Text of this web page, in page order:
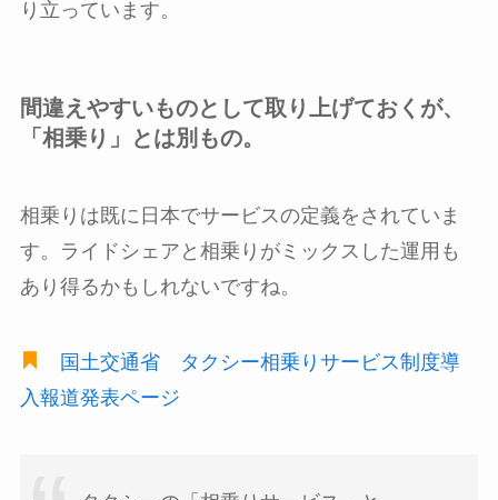
り立っています。
間違えやすいものとして取り上げておくが、
「相乗り」とは別もの。
相乗りは既に日本でサービスの定義をされていま
す。ライドシェアと相乗りがミックスした運用も
あり得るかもしれないですね。
国土交通省 タクシー相乗りサービス制度導
入報道発表ページ